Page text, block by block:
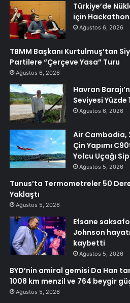
Türkiye’de
için Hackathon
Ağustos 6, 2026
TBMM Başkanı Kurtulmuş’tan
Partilere “Çerçeve Yasa” Turu
Ağustos 6, 2026
Havran
Seviyesi Yüzde
Ağustos 6, 2026
Air Cambodia,
Çin Yapımı
Yolcu Uçağı
Ağustos 5, 2026
Tunus’ta Termometreler 50
Yaklaştı
Ağustos 5, 2026
Efsane
Johnson
kaybetti
Ağustos 5, 2026
BYD’nin amiral gemisi Da Han
1008 km menzil ve 764 beygir
Ağustos 5, 2026